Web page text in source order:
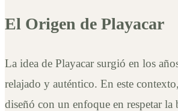
El Origen de Playacar
La idea de Playacar surgió en los
relajado y auténtico. En este
diseñó con un enfoque en respetar